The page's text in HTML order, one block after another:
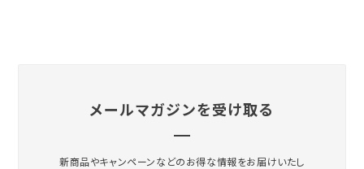
メールマガジンを受け取る
新商品やキャンペーンなどのお得な情報をお届けいたし